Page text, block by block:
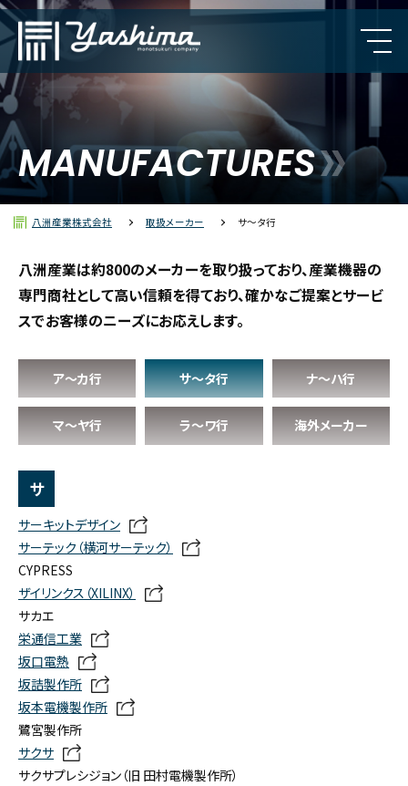
カルロ・ガヴァッツィ
クンブス（レブパイ）
ポリラック
MANUFACTURES
八洲産業株式会社 取扱メーカー サ〜タ行
八洲産業は約800のメーカーを取り扱っており、産業機器の
専門商社として高い信頼を得ており、確かなご提案とサービ
スでお客様のニーズにお応えします。
ア〜カ行 サ〜タ行 ナ〜ハ行
マ〜ヤ行 ラ〜ワ行 海外メーカー
サ
サーキットデザイン
サーテック（横河サーテック）
CYPRESS
ザイリンクス（XILINX）
サカエ
栄通信工業
坂口電熱
坂詰製作所
坂本電機製作所
鷺宮製作所
サクサ
サクサプレシジョン（旧 田村電機製作所）